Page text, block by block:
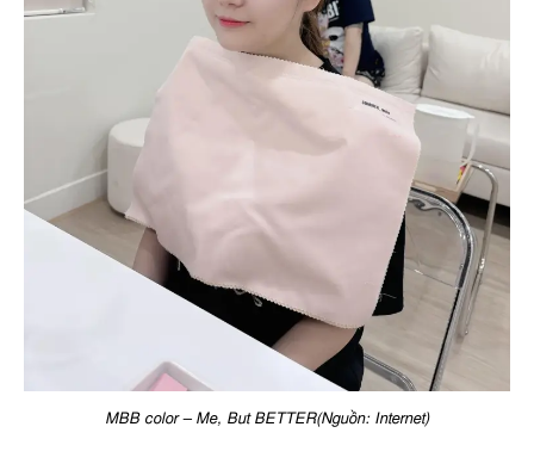
MBB color – Me, But BETTER(Nguồn: Internet)